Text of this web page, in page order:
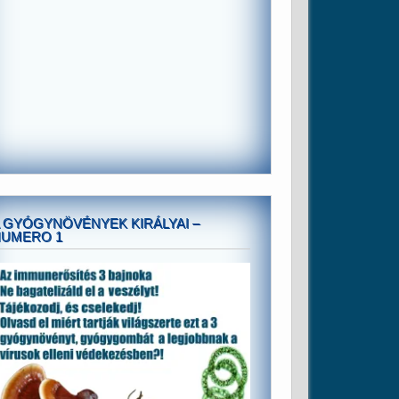
GYÓGYNÖVÉNYEK KIRÁLYAI –
1